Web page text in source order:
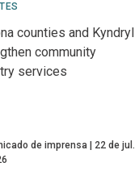
counties and Kyndryl
community
services
de imprensa
22 de jul.